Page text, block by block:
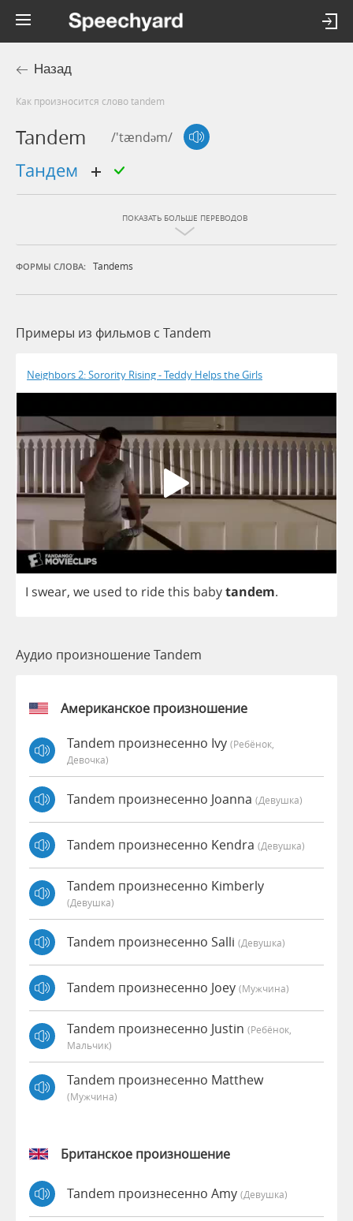
Назад
Как произносится слово tandem
Tandem /'tændəm/
тандем
ПОКАЗАТЬ БОЛЬШЕ ПЕРЕВОДОВ
ФОРМЫ СЛОВА: Tandems
Примеры из фильмов c Tandem
Neighbors 2: Sorority Rising - Teddy Helps the Girls
I swear, we used to ridethis babytandem.
Аудио произношение Tandem
Американское произношение
Tandem произнесенно Ivy (Ребёнок,
Девочка)
Tandem произнесенно Joanna (девушка)
Tandem произнесенно Kendra (девушка)
Tandem произнесенно Kimberly
(девушка)
Tandem произнесенно Salli (девушка)
Tandem произнесенно Joey (мужчина)
Tandem произнесенно Justin (Ребёнок,
Мальчик)
Tandem произнесенно Matthew
(мужчина)
Британское произношение
Tandem произнесенно Amy (девушка)